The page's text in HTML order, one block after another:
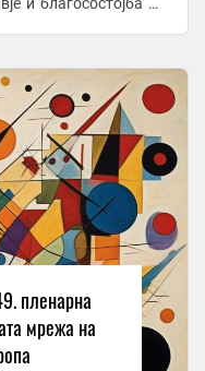
пленарна
мрежа на